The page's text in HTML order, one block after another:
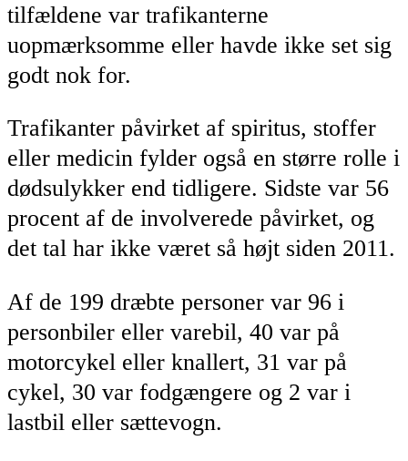
tilfældene var trafikanterne
uopmærksomme eller havde ikke set sig
godt nok for.
Trafikanter påvirket af spiritus, stoffer
eller medicin fylder også en større rolle i
dødsulykker end tidligere. Sidste var 56
procent af de involverede påvirket, og
det tal har ikke været så højt siden 2011.
Af de 199 dræbte personer var 96 i
personbiler eller varebil, 40 var på
motorcykel eller knallert, 31 var på
cykel, 30 var fodgængere og 2 var i
lastbil eller sættevogn.